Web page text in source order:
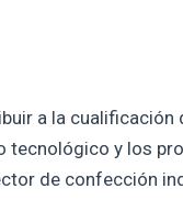
a la
tecnológico y los
de confección